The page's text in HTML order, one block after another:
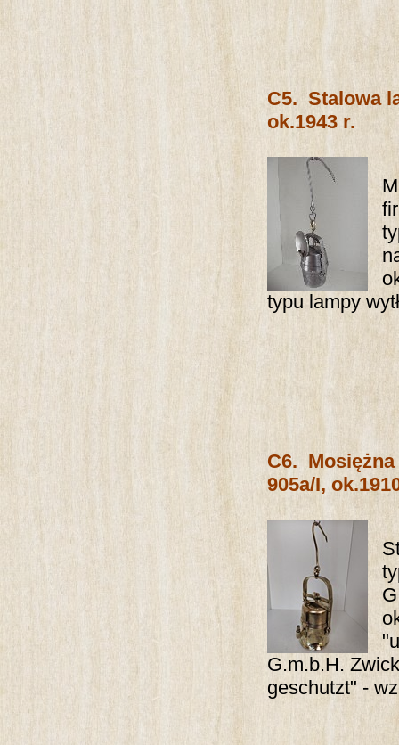
C5. Stalowa
ok.1943 r.
typu lampy
C6.
905a/I,
G.m.b.H.
geschutzt" -